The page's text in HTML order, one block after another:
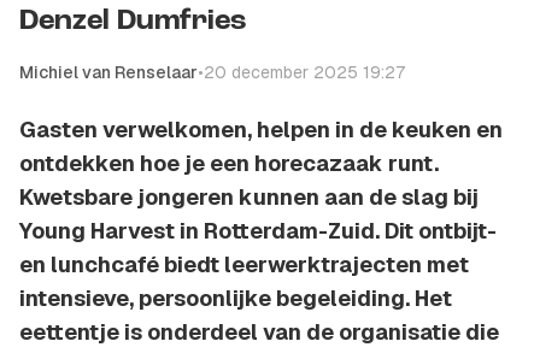
Denzel Dumfries
Michiel van Renselaar•20 december 2025 19:27
Gasten verwelkomen, helpen in de keuken en
ontdekken hoe je een horecazaak runt.
Kwetsbare jongeren kunnen aan de slag bij
Young Harvest in Rotterdam-Zuid. Dit ontbijt-
en lunchcafé biedt leerwerktrajecten met
intensieve, persoonlijke begeleiding. Het
eettentje is onderdeel van de organisatie die